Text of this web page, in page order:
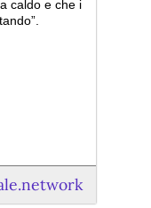
caldo e che i